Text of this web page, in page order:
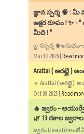
​జ్ఞాన స్పర్శ 🧠 :
అక్షర రూపం ! ✨ -
మీది ! "
జ్ఞానస్పర్శ
Mar 12 2026 | Read
Arattai ( అరట్టై )
🔹 Arattai ( అరట్టై )
Oct 03 2025 | Read
🔥 జ్వరం –
🌿 13 రకాల
జ్వరం (Jvaraḥ)